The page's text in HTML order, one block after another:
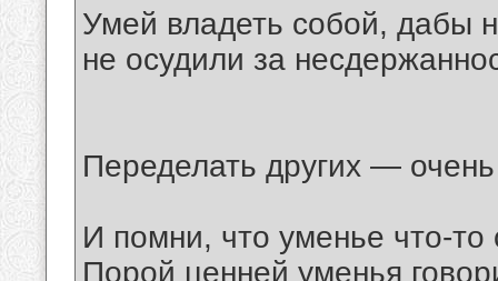
Умей владеть собой, дабы
не осудили за
Переделать других —
И помни, что уменье что-то
Порой ценней уменья